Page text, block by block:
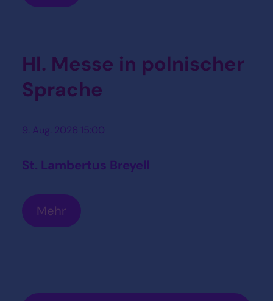
Hl. Messe in polnischer
Sprache
9. Aug. 2026 15:00
St. Lambertus Breyell
Mehr